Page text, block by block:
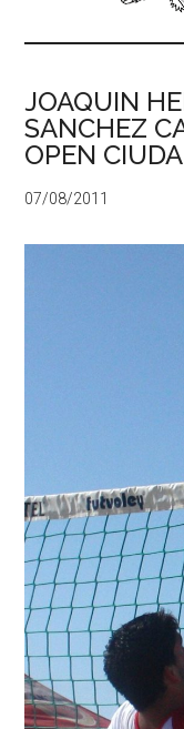
JOAQUIN
SANCHEZ
OPEN
07/08/2011